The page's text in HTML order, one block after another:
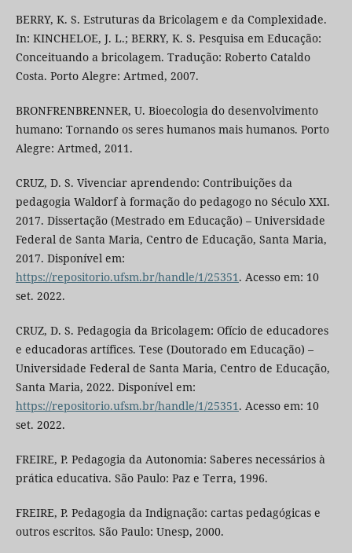
BERRY, K. S. Estruturas da Bricolagem e da Complexidade.
In: KINCHELOE, J. L.; BERRY, K. S. Pesquisa em Educação:
Conceituando a bricolagem. Tradução: Roberto Cataldo
Costa. Porto Alegre: Artmed, 2007.
BRONFRENBRENNER, U. Bioecologia do desenvolvimento
humano: Tornando os seres humanos mais humanos. Porto
Alegre: Artmed, 2011.
CRUZ, D. S. Vivenciar aprendendo: Contribuições da
pedagogia Waldorf à formação do pedagogo no Século XXI.
2017. Dissertação (Mestrado em Educação) – Universidade
Federal de Santa Maria, Centro de Educação, Santa Maria,
2017. Disponível em:
https://repositorio.ufsm.br/handle/1/25351. Acesso em: 10
set. 2022.
CRUZ, D. S. Pedagogia da Bricolagem: Ofício de educadores
e educadoras artífices. Tese (Doutorado em Educação) –
Universidade Federal de Santa Maria, Centro de Educação,
Santa Maria, 2022. Disponível em:
https://repositorio.ufsm.br/handle/1/25351. Acesso em: 10
set. 2022.
FREIRE, P. Pedagogia da Autonomia: Saberes necessários à
prática educativa. São Paulo: Paz e Terra, 1996.
FREIRE, P. Pedagogia da Indignação: cartas pedagógicas e
outros escritos. São Paulo: Unesp, 2000.